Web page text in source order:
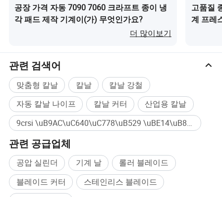
공장 가격 자동 7090 7060 크라프트 종이 냉
각 패드 제작 기계이(가) 무엇인가요?
더 많이보기
고품질
계 프레
관련 검색어
맞춤형 칼날 칼날
칼날 강철
자동 칼날 나이프
칼날 커터
산업용 칼날
9crsi \uB9AC\uC640\uC778\uB529 \uBE14\uB808\uC774\uB4DC \uB098\uC774\uD504 대량구매
관련 공급업체
공압 실린더 기계 날
롤러 블레이드
블레이드 커터
스테인리스 블레이드